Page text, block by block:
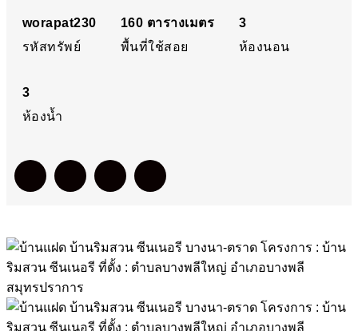
บ้านริมสวน ซีนเนอรี ที่ตั้ง :
บางพลี สมุทรปราการ
worapat230
รหัสทรัพย์
160 ตารางเมตร
พื้นที่ใช้สอย
3
ห้องนอน
3
ห้องน้ำ